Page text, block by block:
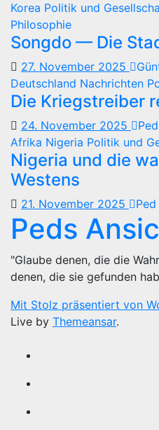
Korea Politik und
Philosophie
Songdo — Die
27. November 2025
Deutschland Nachrichten
Die Kriegstreiber
24. November 2025
Ped
Afrika Nigeria Politik und
Nigeria und die
Westens
21. November 2025 Ped
Peds
"Glaube denen, die die
denen, die sie gefunden
Mit Stolz präsentiert von
Live by Themeansar.